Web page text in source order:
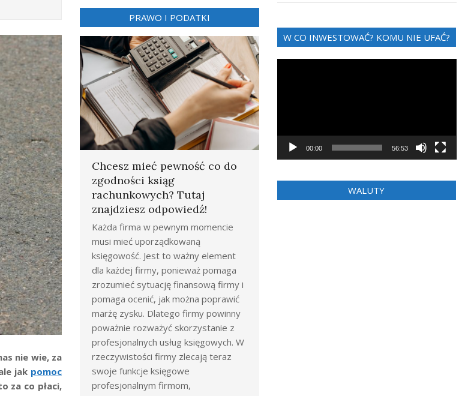
nie wie, za
jak pomoc
za co płaci,
PRAWO I PODATKI
Chcesz mieć pewność co do
zgodności ksiąg
rachunkowych? Tutaj
znajdziesz odpowiedź!
Każda firma w pewnym momencie
musi mieć uporządkowaną
księgowość. Jest to ważny element
dla każdej firmy, ponieważ pomaga
zrozumieć sytuację finansową firmy i
pomaga ocenić, jak można poprawić
marżę zysku. Dlatego firmy powinny
poważnie rozważyć skorzystanie z
profesjonalnych usług księgowych. W
rzeczywistości firmy zlecają teraz
swoje funkcje księgowe
profesjonalnym firmom,
W CO INWESTOWAĆ? KOMU NIE UFAĆ?
00:00 56:53
WALUTY